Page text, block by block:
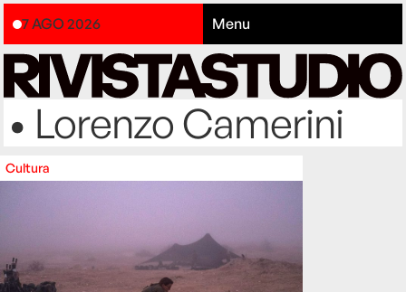
7 AGO 2026 Menu
• Lorenzo Camerini
Cultura